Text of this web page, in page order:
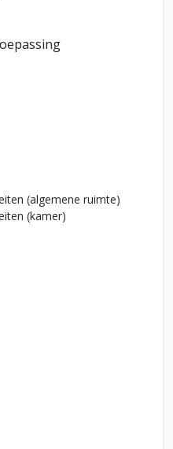
(algemene ruimte)
(kamer)